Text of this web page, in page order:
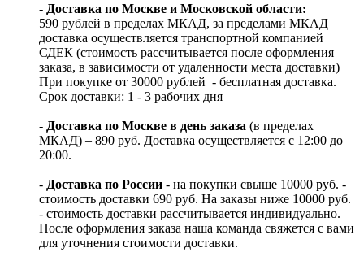
- Доставка по Москве и Московской области:
590 рублей в пределах МКАД, за пределами МКАД
доставка осуществляется транспортной компанией
СДЕК (стоимость рассчитывается после оформления
заказа, в зависимости от удаленности места доставки)
При покупке от 30000 рублей - бесплатная доставка.
Срок доставки: 1 - 3 рабочих дня
- Доставка по Москве в день заказа (в пределах
МКАД) – 890 руб. Доставка осуществляется с 12:00 до
20:00.
- Доставка по России - на покупки свыше 10000 руб. -
стоимость доставки 690 руб. На заказы ниже 10000 руб.
- стоимость доставки рассчитывается индивидуально.
После оформления заказа наша команда свяжется с вами
для уточнения стоимости доставки.